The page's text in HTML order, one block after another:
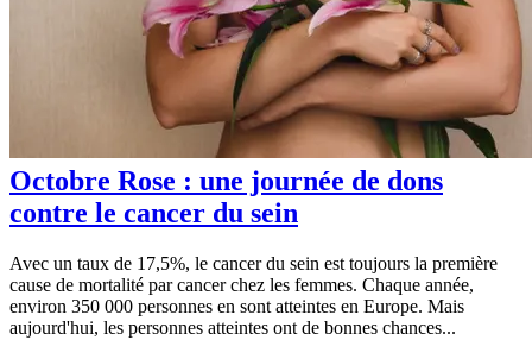
Octobre Rose : une journée de dons
contre le cancer du sein
Avec un taux de 17,5%, le cancer du sein est toujours la première
cause de mortalité par cancer chez les femmes. Chaque année,
environ 350 000 personnes en sont atteintes en Europe. Mais
aujourd'hui, les personnes atteintes ont de bonnes chances...